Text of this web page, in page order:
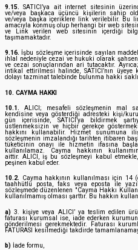
9.15. SATICI’ya ait internet sitesinin
ve/veya başkaca üçüncü kişilerin sahip
ve/veya başka içeriklere link verilebilir. Bu
amacıyla konmuş olup herhangi bir web
ve Link verilen web sitesinin içerdiği
taşımamaktadır.
9.16. İşbu sözleşme içerisinde sayılan
ihlal nedeniyle cezai ve hukuki olarak
ve cezai sonuçlarından ari tutacaktır.
intikal ettirilmesi halinde, SATICI’nın üyeye
dolayı tazminat talebinde bulunma hakkı
10. CAYMA HAKKI
10.1. ALICI; mesafeli sözleşmenin mal
kendisine veya gösterdiği adresteki kişi/
gün içerisinde, SATICI’ya bildirmek
üstlenmeksizin ve hiçbir gerekçe
hakkını kullanabilir. Hizmet sunumuna
sözleşmenin imzalandığı tarihten itibaren
tüketicinin onayı ile hizmetin ifasına
kullanılamaz. Cayma hakkının
aittir. ALICI, iş bu sözleşmeyi kabul
peşinen kabul eder.
10.2. Cayma hakkının kullanılması için
taahhütlü posta, faks veya eposta ile
sözleşmede düzenlenen "Cayma Hakkı
kullanılmamış olması şarttır. Bu hakkın
a) 3. kişiye veya ALICI’ ya teslim edilen
faturası kurumsal ise, iade ederken
gönderilmesi gerekmektedir. Faturası
FATURASI kesilmediği takdirde
b) İade formu,